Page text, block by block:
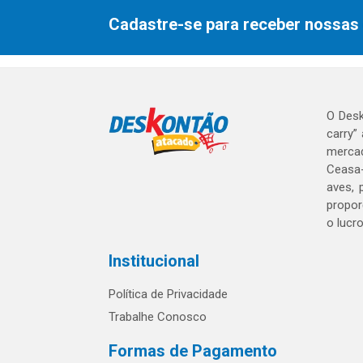
Cadastre-se para receber
O
aves,
o
Institucional
Política de Privacidade
Trabalhe Conosco
Formas de Pagamento